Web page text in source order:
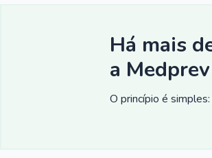
Há mais
a
O princípio é